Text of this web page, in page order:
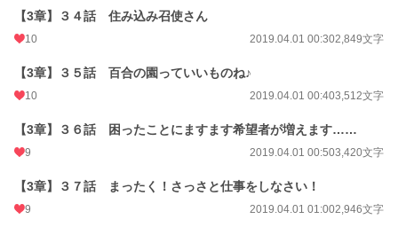
【3章】３４話 住み込み召使さん
10 2019.04.01 00:302,849文字
【3章】３５話 百合の園っていいものね♪
10 2019.04.01 00:403,512文字
【3章】３６話 困ったことにますます希望者が増えます……
9 2019.04.01 00:503,420文字
【3章】３７話 まったく！さっさと仕事をしなさい！
9 2019.04.01 01:002,946文字